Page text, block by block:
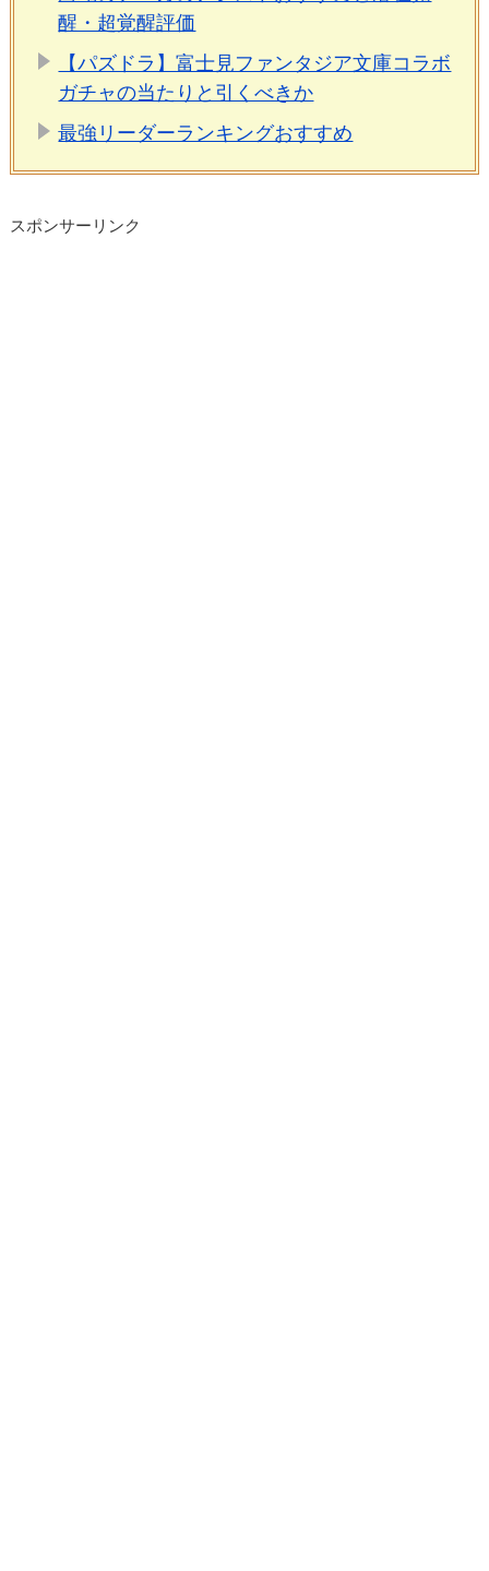
醒・超覚醒評価
【パズドラ】富士見ファンタジア文庫コラボ
ガチャの当たりと引くべきか
最強リーダーランキングおすすめ
スポンサーリンク